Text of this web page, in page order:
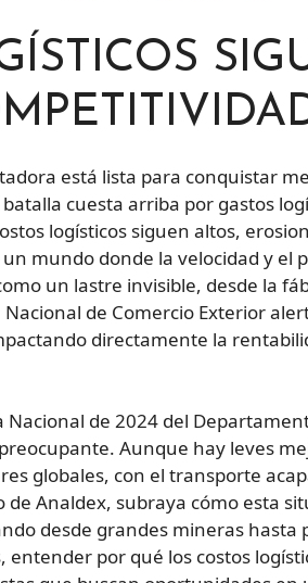
está lista para conquistar
cuesta arriba por gastos
logísticos siguen altos,
mundo donde la velocidad y el
un lastre invisible, desde la
de Comercio Exterior
directamente la
Nacional de 2024 del
Aunque hay leves
globales, con el transporte
de Analdex, subraya cómo esta
desde grandes mineras hasta
por qué los costos